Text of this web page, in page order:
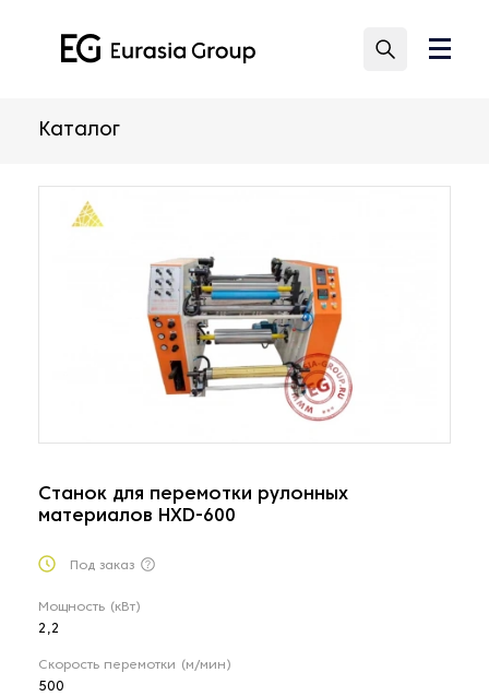
Каталог
Станок для перемотки рулонных
материалов HXD-600
Под заказ
Мощность (кВт)
2,2
Скорость перемотки (м/мин)
500